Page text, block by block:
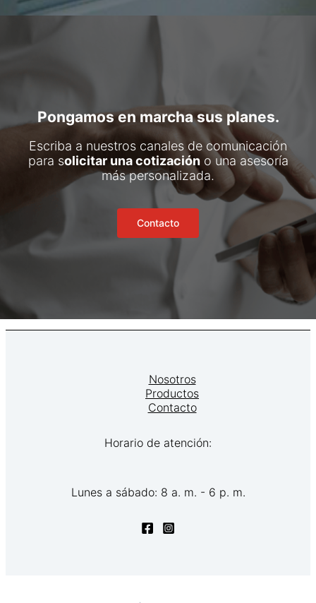
Pongamos en marcha sus planes.
Escriba a nuestros canales de comunicación
para solicitar una cotizacióno una asesoría
más personalizada.
Contacto
Nosotros
Productos
Contacto
Horario de atención:
Lunes a sábado: 8 a. m. - 6 p. m.